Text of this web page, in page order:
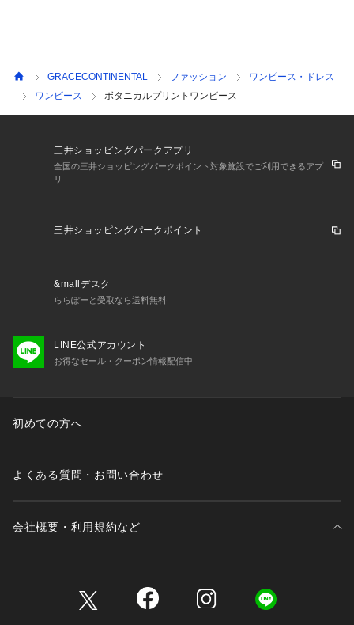
GRACECONTINENTAL ファッション
ワンピース・ドレス
ワンピース
ボタニカルプリントワンピース
三井ショッピングパークアプリ
全国の三井ショッピングパークポイント対象施設でご利用できるアプ
リ
三井ショッピングパークポイント
&mallデスク
ららぽーと受取なら送料無料
LINE公式アカウント
お得なセール・クーポン情報配信中
初めての方へ
よくある質問・お問い合わせ
会社概要・利用規約など